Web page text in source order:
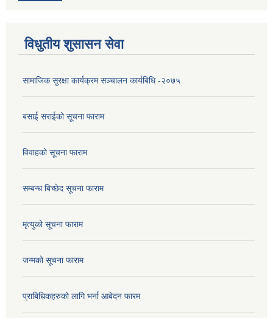
विधुतीय शुसासन सेवा
सामाजिक सुरक्षा कार्यक्रम सञ्चालन कार्यबिधि -२०७५
बसाई सराईको सूचना फाराम
विवाहको सूचना फाराम
सम्बन्ध बिच्छेद सूचना फाराम
मृत्युको सूचना फाराम
जन्मको सूचना फाराम
प्राबिधिकहरुको लागि भर्ना आबेदन फारम